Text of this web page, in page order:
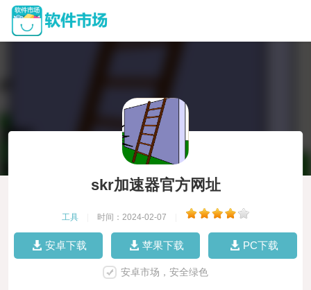
skr加速器官方网址
工具 时间：2024-02-07
安卓下载 苹果下载 PC下载
安卓市场，安全绿色